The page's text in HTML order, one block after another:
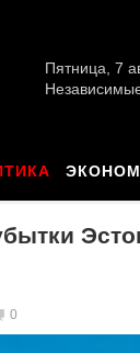
Пятница, 7
0